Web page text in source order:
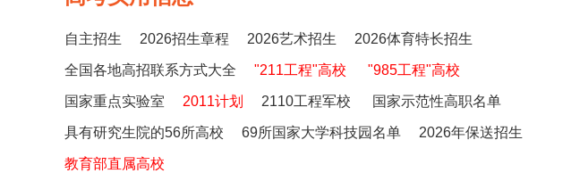
自主招生 2026招生章程 2026艺术招生 2026体育特长招生
全国各地高招联系方式大全 "211工程"高校 "985工程"高校
国家重点实验室 2011计划 2110工程军校 国家示范性高职名单
具有研究生院的56所高校 69所国家大学科技园名单 2026年保送招生
教育部直属高校